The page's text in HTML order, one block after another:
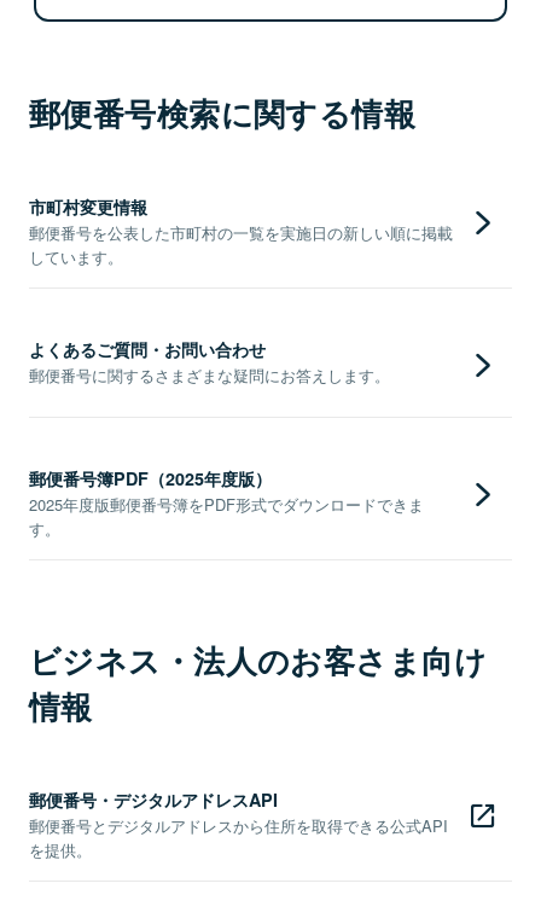
郵便番号検索に関する情報
市町村変更情報
郵便番号を公表した市町村の一覧を実施日の新しい順に掲載
しています。
よくあるご質問・お問い合わせ
郵便番号に関するさまざまな疑問にお答えします。
郵便番号簿PDF（2025年度版）
2025年度版郵便番号簿をPDF形式でダウンロードできま
す。
ビジネス・法人のお客さま向け
情報
郵便番号・デジタルアドレスAPI
郵便番号とデジタルアドレスから住所を取得できる公式API
を提供。